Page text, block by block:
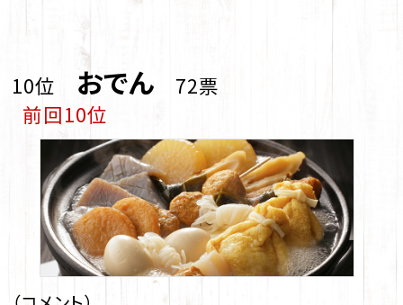
10位 おでん 72票
前回10位